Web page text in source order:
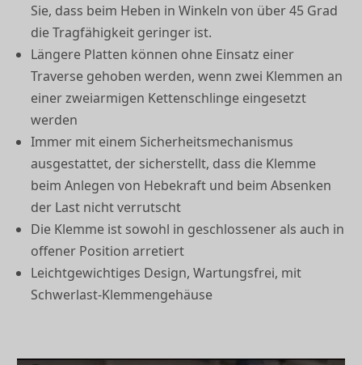
Sie, dass beim Heben in Winkeln von über 45 Grad
die Tragfähigkeit geringer ist.
Längere Platten können ohne Einsatz einer
Traverse gehoben werden, wenn zwei Klemmen an
einer zweiarmigen Kettenschlinge eingesetzt
werden
Immer mit einem Sicherheitsmechanismus
ausgestattet, der sicherstellt, dass die Klemme
beim Anlegen von Hebekraft und beim Absenken
der Last nicht verrutscht
Die Klemme ist sowohl in geschlossener als auch in
offener Position arretiert
Leichtgewichtiges Design, Wartungsfrei, mit
Schwerlast-Klemmengehäuse